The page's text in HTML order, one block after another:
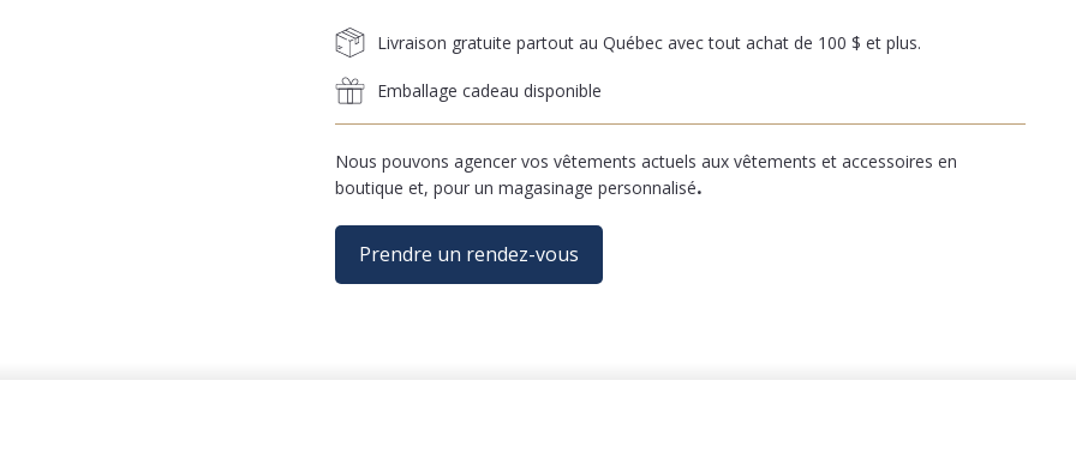
Livraison gratuite partout au Québec avec tout achat de 100 $ et plus.
Emballage cadeau disponible
Nous pouvons agencer vos vêtements actuels aux vêtements et accessoires en
boutique et, pour un magasinage personnalisé.
Prendre un rendez-vous